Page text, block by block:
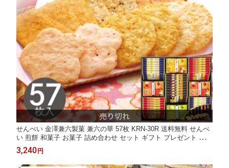
せんべい 金澤兼六製菓 兼六の華 57枚 KRN-30R 送料無料 せんべ
い 煎餅 和菓子 お菓子 詰め合わせ セット ギフト プレゼント 内祝
い お返し 出産 結婚 香典返し お供え お礼 手土産 個包装 小分け
大量 菓子折り 退職 卒業 異動 定年 祝い 母の日 ホワイトデー お
返し
3,240円